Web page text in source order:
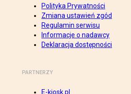
Polityka Prywatności
Zmiana ustawień zgód
Regulamin serwisu
Informacje o nadawcy
Deklaracja dostępności
PARTNERZY
E-kiosk.pl